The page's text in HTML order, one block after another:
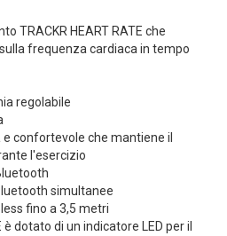
TRACKR HEART RATE che
frequenza cardiaca in tempo
regolabile
confortevole che mantiene il
l'esercizio
simultanee
fino a 3,5 metri
è dotato di un indicatore LED per il